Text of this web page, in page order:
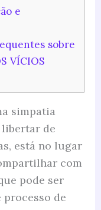
e
sobre
VÍCIOS
simpatia
libertar de
está no lugar
com
pode ser
de